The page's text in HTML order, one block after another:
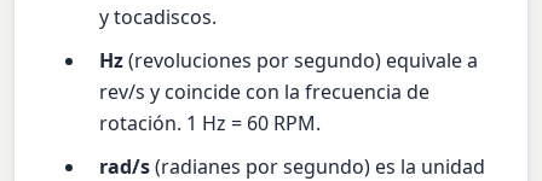
y tocadiscos.
Hz(revoluciones por segundo) equivale a
rev/s y coincide con la frecuencia de
rotación. 1 Hz = 60 RPM.
rad/s(radianes por segundo) es la unidad